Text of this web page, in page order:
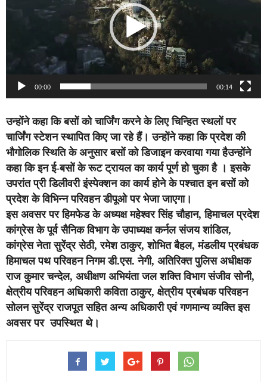
00:00 00:14
उन्होंने कहा कि बसों को चार्जिंग करने के लिए चिन्हित स्थलों पर
चार्जिंग स्टेशन स्थापित किए जा रहे हैं। उन्होंने कहा कि प्रदेश की
भौगोलिक स्थिति के अनुसार बसों को डिजाइन करवाया गया हैउन्होंने
कहा कि इन ई-बसों के रूट ट्रायल का कार्य पूर्ण हो चुका है । इसके
उपरांत प्री डिलीवरी इंस्पेक्शन का कार्य होने के पश्चात इन बसों को
प्रदेश के विभिन्न परिवहन डीपूओ पर भेजा जाएगा।
इस अवसर पर हिमफेड के अध्यक्ष महेश्वर सिंह चौहान, हिमाचल प्रदेश
कांग्रेस के पूर्व सैनिक विभाग के उपाध्यक्ष कर्नल संजय शांडिल,
कांग्रेस नेता सुरेंद्र सेठी, रमेश ठाकुर, शोभित बैहल, मंडलीय प्रबंधक
हिमाचल पथ परिवहन निगम डी.एस. नेगी, अतिरिक्त पुलिस अधीक्षक
राज कुमार चन्देल, अधीक्षण अभियंता जल शक्ति विभाग संजीव सोनी,
क्षेत्रीय परिवहन अधिकारी कविता ठाकुर, क्षेत्रीय प्रबंधक परिवहन
सोलन सुरेंद्र राजपूत सहित अन्य अधिकारी एवं गणमान्य व्यक्ति इस
अवसर पर उपस्थित थे।